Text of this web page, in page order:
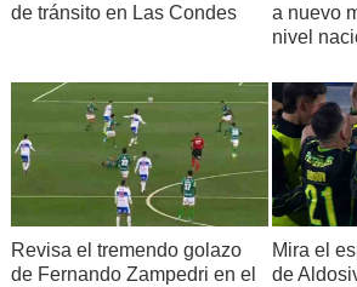
de tránsito en Las Condes
a nuevo
nivel
Revisa el tremendo golazo
de Fernando Zampedri en el
Mira el
de